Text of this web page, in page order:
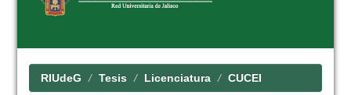
RIUdeG Tesis Licenciatura CUCEI